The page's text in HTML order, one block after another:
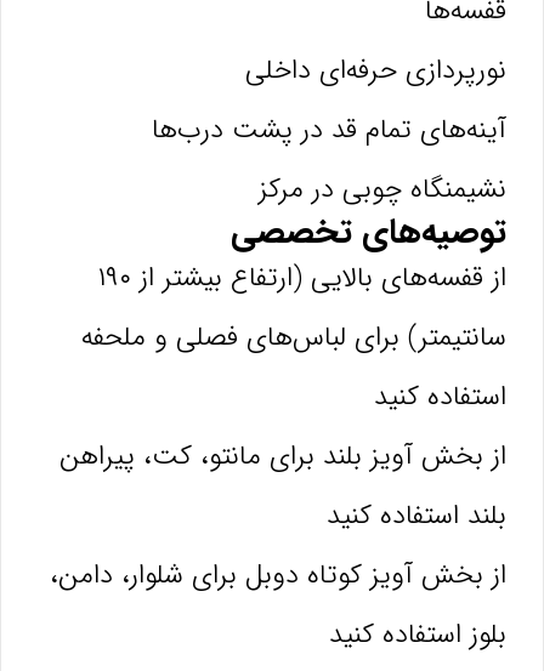
قفسه‌ها
نورپردازی حرفه‌ای داخلی
آینه‌های تمام قد در پشت درب‌ها
نشیمنگاه چوبی در مرکز
توصیه‌های تخصصی
از قفسه‌های بالایی (ارتفاع بیشتر از ۱۹۰
سانتیمتر) برای لباس‌های فصلی و ملحفه
استفاده کنید
از بخش آویز بلند برای مانتو، کت، پیراهن
بلند استفاده کنید
از بخش آویز کوتاه دوبل برای شلوار، دامن،
بلوز استفاده کنید